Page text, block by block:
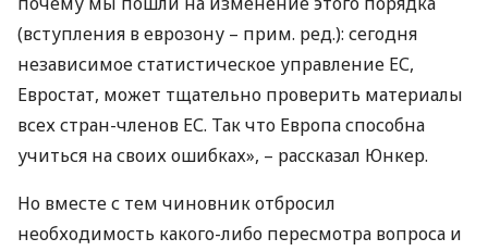
(вступления в еврозону – прим. ред.): сегодня
независимое статистическое управление ЕС,
Евростат, может тщательно проверить материалы
всех стран-членов ЕС. Так что Европа способна
учиться на своих ошибках», – рассказал Юнкер.
Но вместе с тем чиновник отбросил
необходимость какого-либо пересмотра вопроса и